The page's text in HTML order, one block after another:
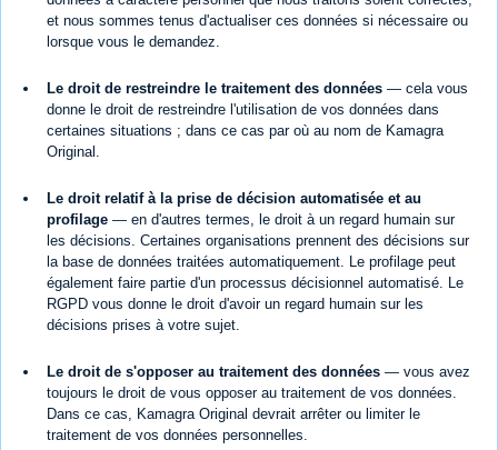
et nous sommes tenus d'actualiser ces données si nécessaire ou
lorsque vous le demandez.
Le droit de restreindre le traitement des données — cela vous
donne le droit de restreindre l'utilisation de vos données dans
certaines situations ; dans ce cas par où au nom de Kamagra
Original.
Le droit relatif à la prise de décision automatisée et au
profilage — en d'autres termes, le droit à un regard humain sur
les décisions. Certaines organisations prennent des décisions sur
la base de données traitées automatiquement. Le profilage peut
également faire partie d'un processus décisionnel automatisé. Le
RGPD vous donne le droit d'avoir un regard humain sur les
décisions prises à votre sujet.
Le droit de s'opposer au traitement des données — vous avez
toujours le droit de vous opposer au traitement de vos données.
Dans ce cas, Kamagra Original devrait arrêter ou limiter le
traitement de vos données personnelles.